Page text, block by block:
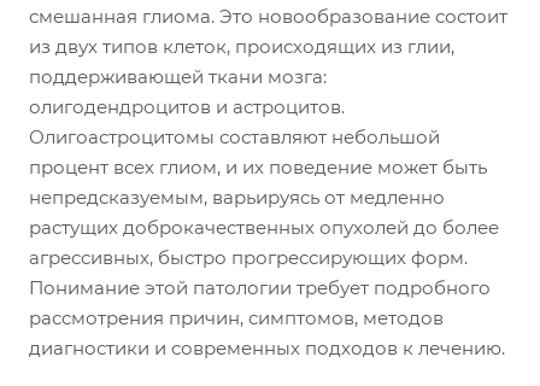
смешанная глиома. Это новообразование состоит
из двух типов клеток, происходящих из глии,
поддерживающей ткани мозга:
олигодендроцитов и астроцитов.
Олигоастроцитомы составляют небольшой
процент всех глиом, и их поведение может быть
непредсказуемым, варьируясь от медленно
растущих доброкачественных опухолей до более
агрессивных, быстро прогрессирующих форм.
Понимание этой патологии требует подробного
рассмотрения причин, симптомов, методов
диагностики и современных подходов к лечению.